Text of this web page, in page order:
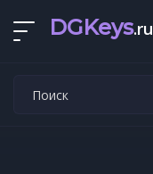
DGKeys.ru